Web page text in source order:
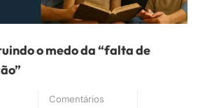
o medo da “falta de
Comentários